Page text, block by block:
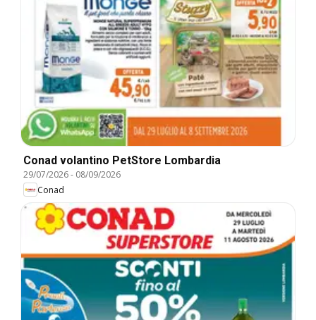
Conad volantino PetStore Lombardia
29/07/2026- 08/09/2026
Conad